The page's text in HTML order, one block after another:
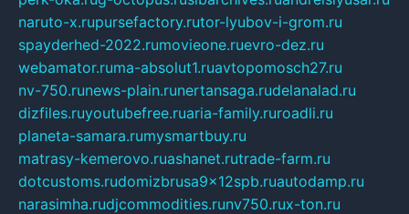
naruto-x.rupursefactory.rutor-lyubov-i-grom.ru
spayderhed-2022.rumovieone.ruevro-dez.ru
webamator.ruma-absolut1.ruavtopomosch27.ru
nv-750.runews-plain.runertansaga.rudelanalad.ru
dizfiles.ruyoutubefree.ruaria-family.ruroadli.ru
planeta-samara.rumysmartbuy.ru
matrasy-kemerovo.ruashanet.rutrade-farm.ru
dotcustoms.rudomizbrusa9x12spb.ruautodamp.ru
narasimha.rudjcommodities.runv750.rux-ton.ru